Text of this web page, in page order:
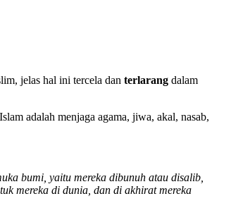
jelas hal ini tercela dan terlarang dalam
adalah menjaga agama, jiwa, akal, nasab,
bumi, yaitu mereka dibunuh atau disalib,
mereka di dunia, dan di akhirat mereka